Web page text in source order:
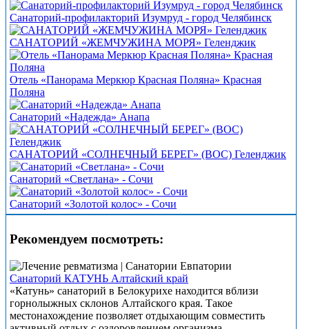
Санаторий-профилакторий Изумруд - город Челябинск
САНАТОРИЙ «ЖЕМЧУЖИНА МОРЯ» Геленджик
Отель «Панорама Меркюр Красная Поляна» Красная
Поляна
Санаторий «Надежда» Анапа
САНАТОРИЙ «СОЛНЕЧНЫЙ БЕРЕГ» (ВОС) Геленджик
Санаторий «Светлана» - Сочи
Санаторий «Золотой колос» - Сочи
Рекомендуем посмотреть:
Санаторий КАТУНЬ Алтайский край
«Катунь» санаторий в Белокурихе находится вблизи
горнолыжных склонов Алтайского края. Такое
местонахождение позволяет отдыхающим совместить